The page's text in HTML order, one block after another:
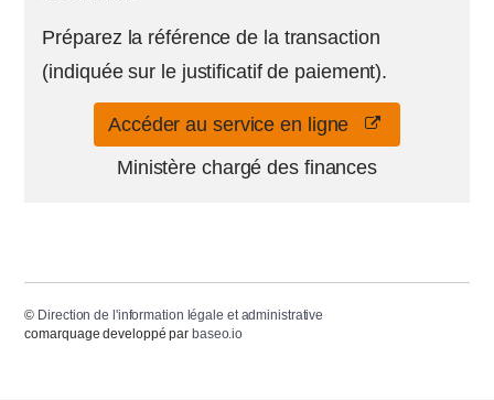
Préparez la référence de la transaction
(indiquée sur le justificatif de paiement).
Accéder au service en ligne
Ministère chargé des finances
© Direction de l'information légale et administrative
comarquage developpé par baseo.io